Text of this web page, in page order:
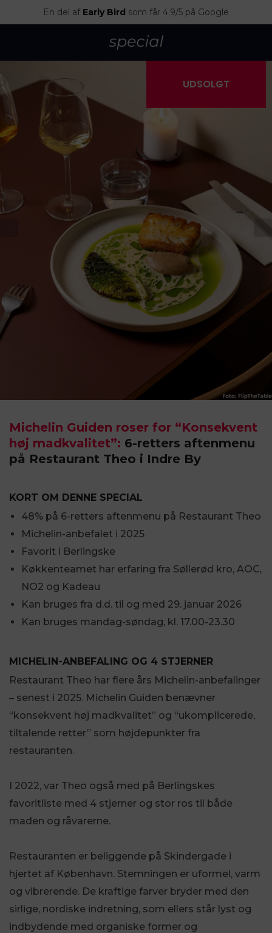
En del af Early Bird som får 4.9/5 på Google
UDSOLGT
Michelin Guiden roser for “Konsekvent
høj madkvalitet”: 6-retters aftenmenu
på Restaurant Theo i Indre By
KORT OM DENNE SPECIAL
48% på 6-retters aftenmenu på Restaurant Theo
Michelin-anbefalet i 2025
Favorit i Berlingske
Køkkenteamet har erfaring fra Søllerød kro, AOC,
NO2 og Kadeau
Kan bruges fra d.d. til og med 29. januar 2026
Kan bruges mandag-søndag, kl. 17.00-23.30
MICHELIN-ANBEFALING OG 4 STJERNER
Restaurant Theo har flere års Michelin-anbefalinger
– senest i 2025. Michelin Guiden benævner
“konsekvent høj madkvalitet” og “ukomplicerede,
tiltalende retter” som højdepunkter fra
restauranten.
I 2022, var Theo også med på Berlingskes
favoritliste med 4 stjerner og stor ros til både
maden og råvarerne.
Restauranten er beliggende på Skindergade i
hjertet af København. Stemningen er uformel, varm
og vibrerende. De kraftige farver bryder med den
sirlige, nordiske indretning, som ellers står lyst og
indbydende med organiske former og